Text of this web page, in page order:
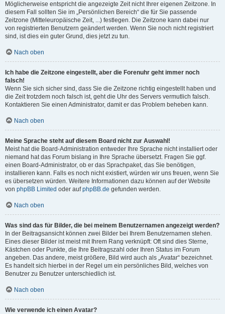
Möglicherweise entspricht die angezeigte Zeit nicht Ihrer eigenen Zeitzone. In
diesem Fall sollten Sie im „Persönlichen Bereich“ die für Sie passende
Zeitzone (Mitteleuropäische Zeit, ...) festlegen. Die Zeitzone kann dabei nur
von registrierten Benutzern geändert werden. Wenn Sie noch nicht registriert
sind, ist dies ein guter Grund, dies jetzt zu tun.
Nach oben
Ich habe die Zeitzone eingestellt, aber die Forenuhr geht immer noch
falsch!
Wenn Sie sich sicher sind, dass Sie die Zeitzone richtig eingestellt haben und
die Zeit trotzdem noch falsch ist, geht die Uhr des Servers vermutlich falsch.
Kontaktieren Sie einen Administrator, damit er das Problem beheben kann.
Nach oben
Meine Sprache steht auf diesem Board nicht zur Auswahl!
Meist hat die Board-Administration entweder Ihre Sprache nicht installiert oder
niemand hat das Forum bislang in Ihre Sprache übersetzt. Fragen Sie ggf.
einen Board-Administrator, ob er das Sprachpaket, das Sie benötigen,
installieren kann. Falls es noch nicht existiert, würden wir uns freuen, wenn Sie
es übersetzen würden. Weitere Informationen dazu können auf der Website
von phpBB Limited oder aufphpBB.de gefunden werden.
Nach oben
Was sind das für Bilder, die bei meinem Benutzernamen angezeigt werden?
In der Beitragsansicht können zwei Bilder bei Ihrem Benutzernamen stehen.
Eines dieser Bilder ist meist mit Ihrem Rang verknüpft: Oft sind dies Sterne,
Kästchen oder Punkte, die Ihre Beitragszahl oder Ihren Status im Forum
angeben. Das andere, meist größere, Bild wird auch als „Avatar“ bezeichnet.
Es handelt sich hierbei in der Regel um ein persönliches Bild, welches von
Benutzer zu Benutzer unterschiedlich ist.
Nach oben
Wie verwende ich einen Avatar?